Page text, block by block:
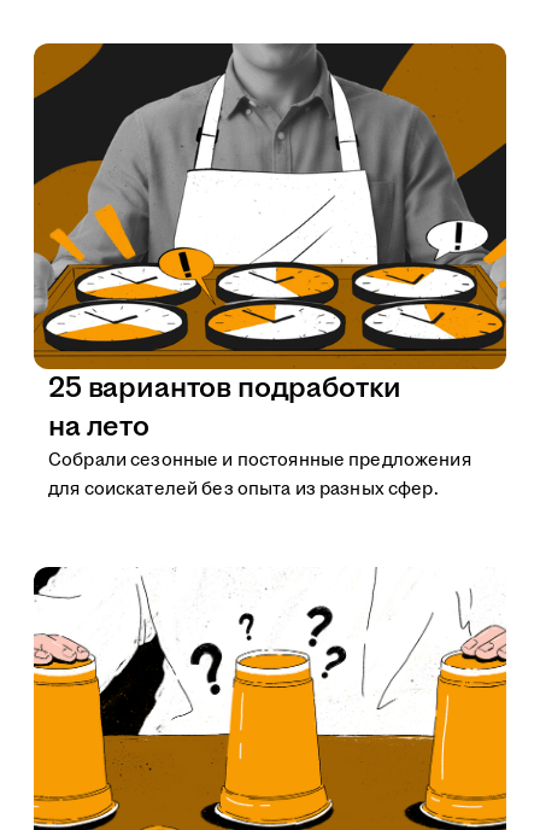
25 вариантов подработки
на лето
Собрали сезонные и постоянные предложения
для соискателей без опыта из разных сфер.